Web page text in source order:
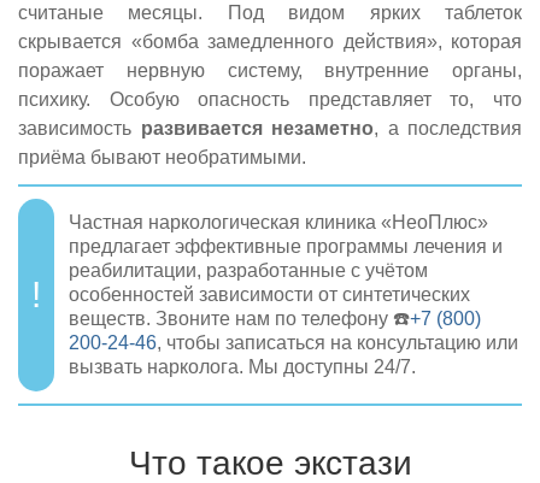
считаные месяцы. Под видом ярких таблеток
скрывается «бомба замедленного действия», которая
поражает нервную систему, внутренние органы,
психику. Особую опасность представляет то, что
зависимость развивается незаметно, а последствия
приёма бывают необратимыми.
Частная наркологическая клиника «НеоПлюс»
предлагает эффективные программы лечения и
реабилитации, разработанные с учётом
особенностей зависимости от синтетических
веществ. Звоните нам по телефону ☎️+7 (800)
200-24-46, чтобы записаться на консультацию или
вызвать нарколога. Мы доступны 24/7.
Что такое экстази